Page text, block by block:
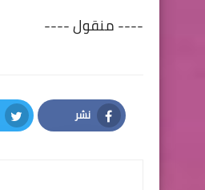
---- منقول ----
نشر
Facebook